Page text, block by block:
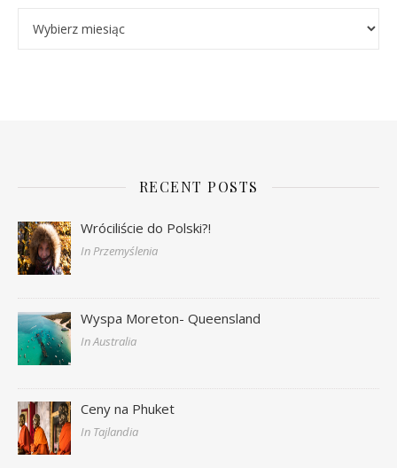
RECENT POSTS
Wróciliście do Polski?!
In Przemyślenia
Wyspa Moreton- Queensland
In Australia
Ceny na Phuket
In Tajlandia